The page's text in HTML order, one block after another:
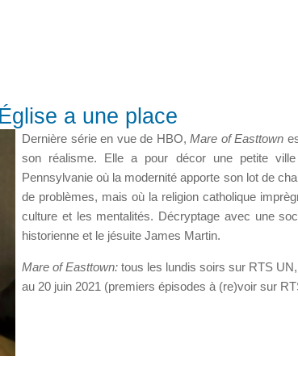
a une place
Dernière série en vue de HBO, Mare of Easttown
son réalisme. Elle a pour décor une petite
Pennsylvanie où la modernité apporte son lot de
de problèmes, mais où la religion catholique
culture et les mentalités. Décryptage avec une
historienne et le jésuite James Martin.
Mare of Easttown: tous les lundis soirs sur RTS
au 20 juin 2021 (premiers épisodes à (re)voir sur